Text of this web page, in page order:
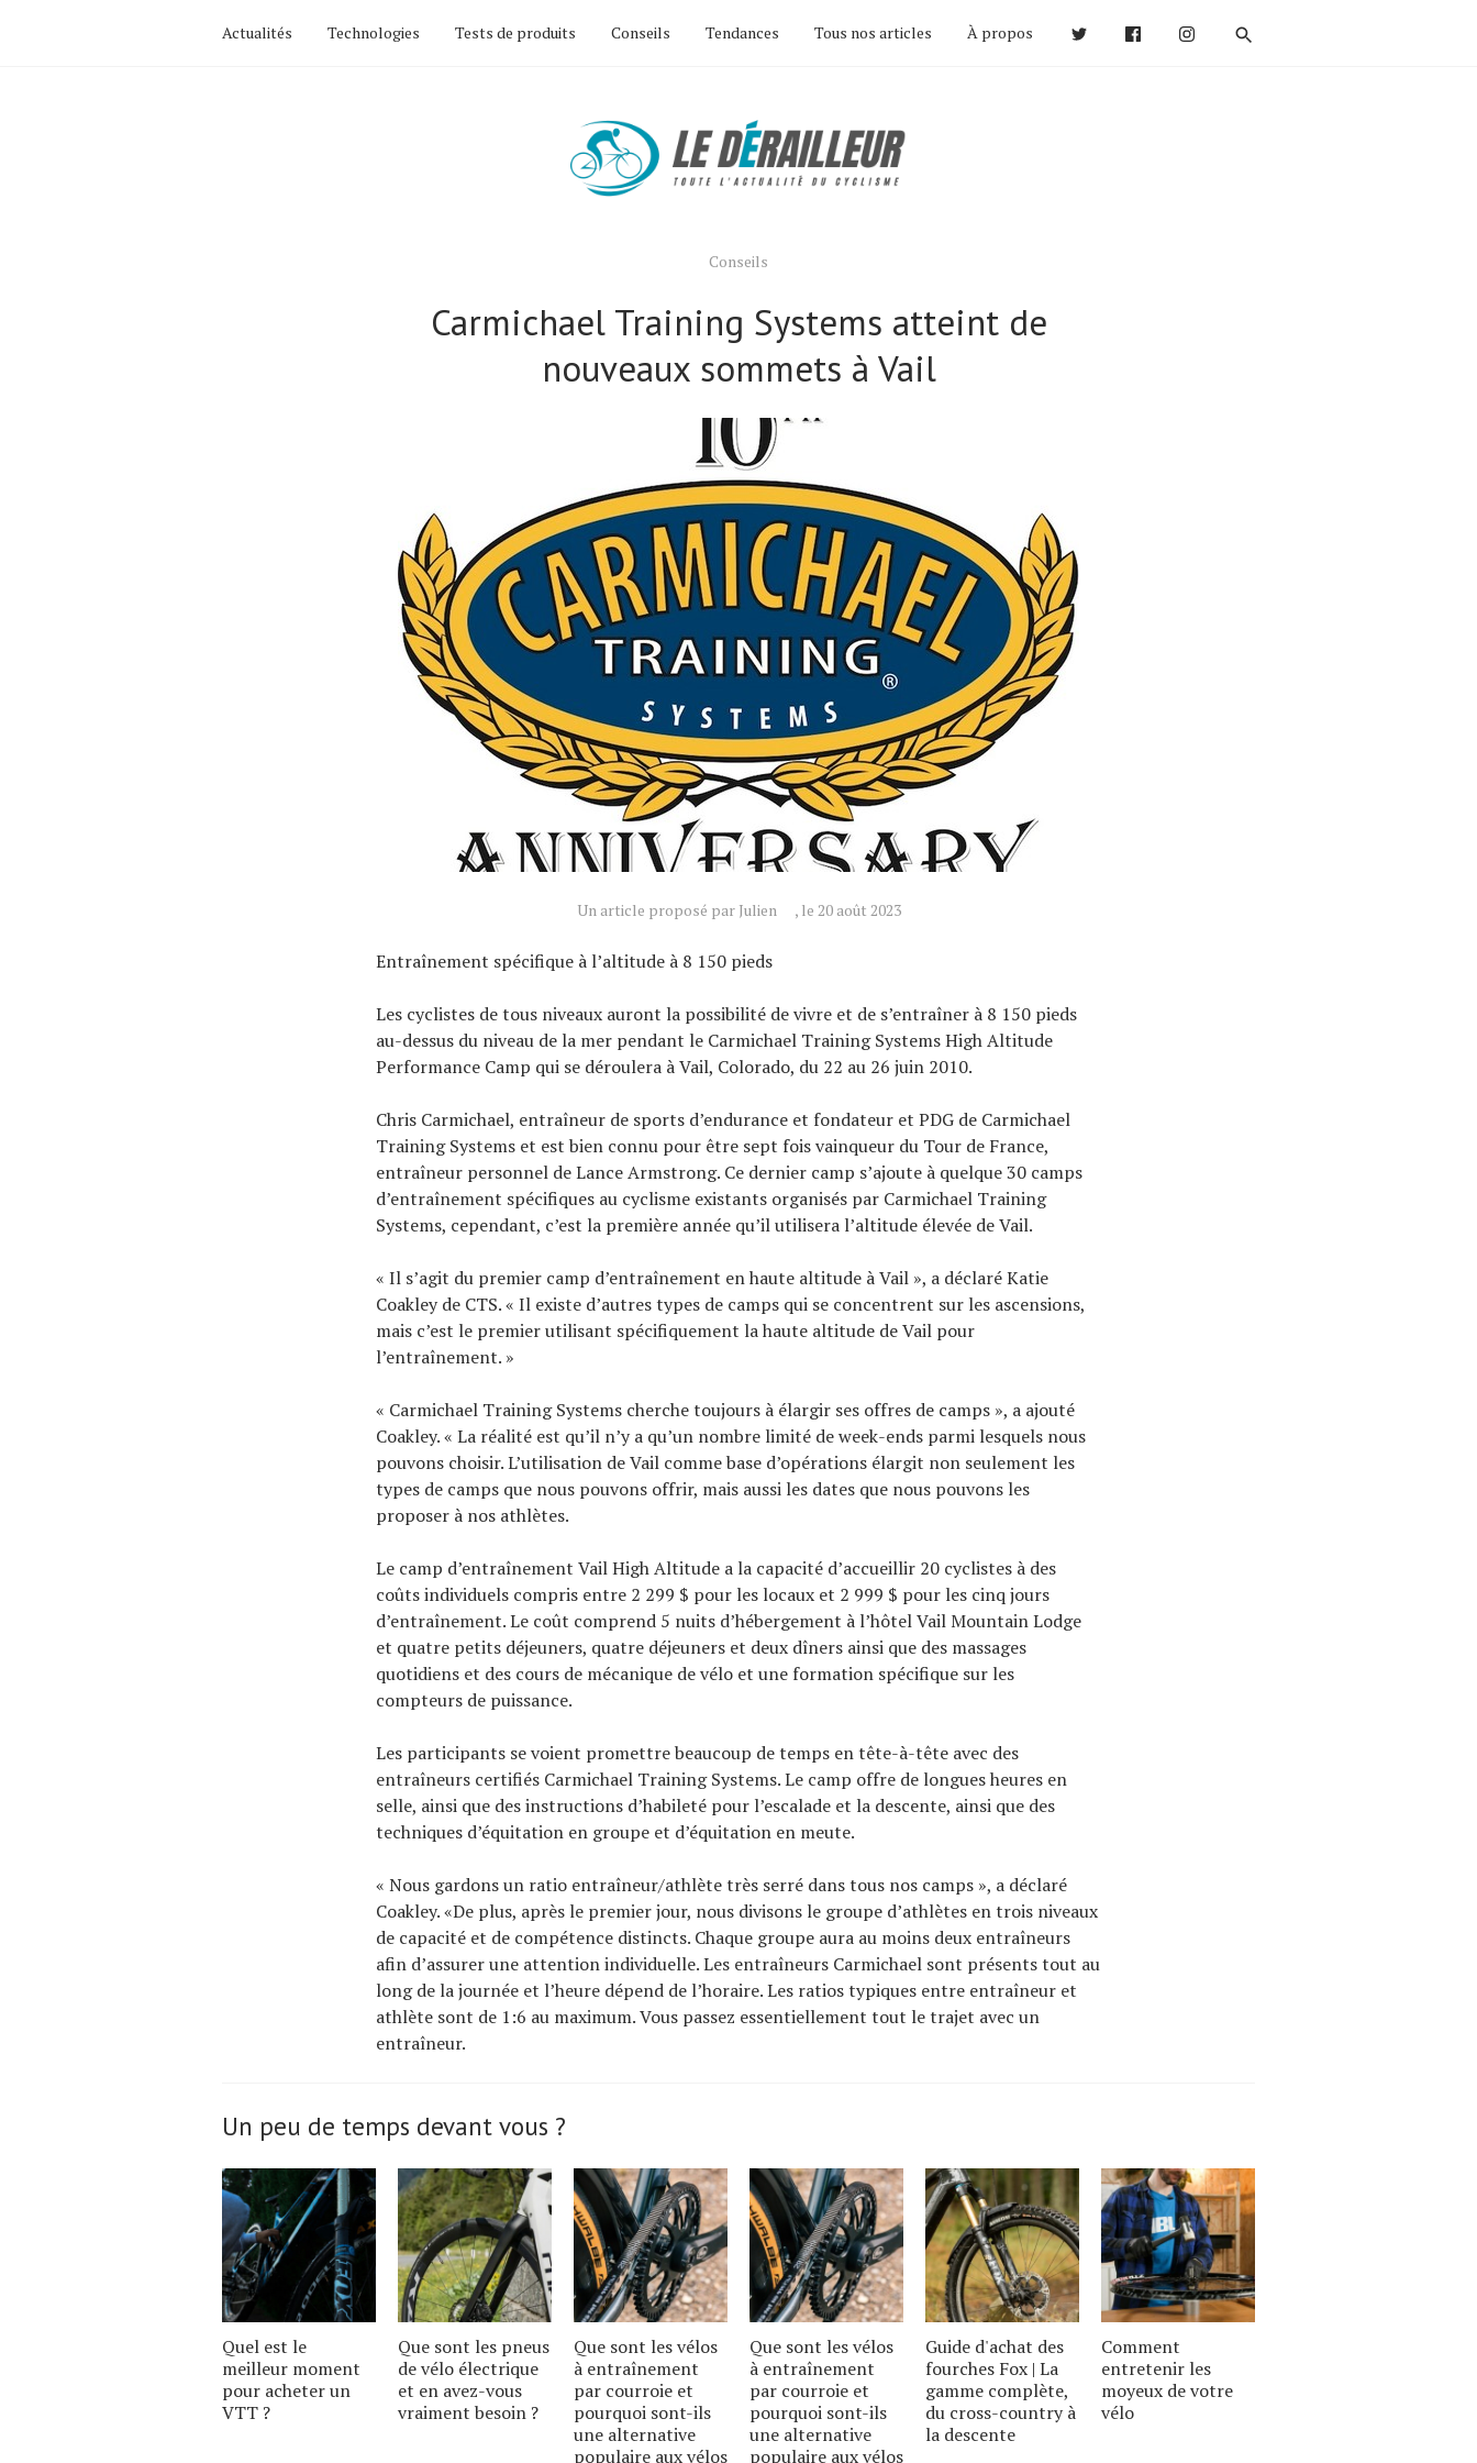
Actualités Technologies Tests de produits Conseils Tendances Tous nos articles À propos
Conseils
Carmichael Training Systems atteint de
nouveaux sommets à Vail
Un article proposé par Julien , le 20 août 2023
Entraînement spécifique à l’altitude à 8 150 pieds
Les cyclistes de tous niveaux auront la possibilité de vivre et de s’entraîner à 8 150 pieds
au-dessus du niveau de la mer pendant le Carmichael Training Systems High Altitude
Performance Camp qui se déroulera à Vail, Colorado, du 22 au 26 juin 2010.
Chris Carmichael, entraîneur de sports d’endurance et fondateur et PDG de Carmichael
Training Systems et est bien connu pour être sept fois vainqueur du Tour de France,
entraîneur personnel de Lance Armstrong. Ce dernier camp s’ajoute à quelque 30 camps
d’entraînement spécifiques au cyclisme existants organisés par Carmichael Training
Systems, cependant, c’est la première année qu’il utilisera l’altitude élevée de Vail.
« Il s’agit du premier camp d’entraînement en haute altitude à Vail », a déclaré Katie
Coakley de CTS. « Il existe d’autres types de camps qui se concentrent sur les ascensions,
mais c’est le premier utilisant spécifiquement la haute altitude de Vail pour
l’entraînement. »
« Carmichael Training Systems cherche toujours à élargir ses offres de camps », a ajouté
Coakley. « La réalité est qu’il n’y a qu’un nombre limité de week-ends parmi lesquels nous
pouvons choisir. L’utilisation de Vail comme base d’opérations élargit non seulement les
types de camps que nous pouvons offrir, mais aussi les dates que nous pouvons les
proposer à nos athlètes.
Le camp d’entraînement Vail High Altitude a la capacité d’accueillir 20 cyclistes à des
coûts individuels compris entre 2 299 $ pour les locaux et 2 999 $ pour les cinq jours
d’entraînement. Le coût comprend 5 nuits d’hébergement à l’hôtel Vail Mountain Lodge
et quatre petits déjeuners, quatre déjeuners et deux dîners ainsi que des massages
quotidiens et des cours de mécanique de vélo et une formation spécifique sur les
compteurs de puissance.
Les participants se voient promettre beaucoup de temps en tête-à-tête avec des
entraîneurs certifiés Carmichael Training Systems. Le camp offre de longues heures en
selle, ainsi que des instructions d’habileté pour l’escalade et la descente, ainsi que des
techniques d’équitation en groupe et d’équitation en meute.
« Nous gardons un ratio entraîneur/athlète très serré dans tous nos camps », a déclaré
Coakley. «De plus, après le premier jour, nous divisons le groupe d’athlètes en trois niveaux
de capacité et de compétence distincts. Chaque groupe aura au moins deux entraîneurs
afin d’assurer une attention individuelle. Les entraîneurs Carmichael sont présents tout au
long de la journée et l’heure dépend de l’horaire. Les ratios typiques entre entraîneur et
athlète sont de 1:6 au maximum. Vous passez essentiellement tout le trajet avec un
entraîneur.
Un peu de temps devant vous ?
Quel est le
meilleur moment
pour acheter un
VTT ?
Que sont les pneus
de vélo électrique
et en avez-vous
vraiment besoin ?
Que sont les vélos
à entraînement
par courroie et
pourquoi sont-ils
une alternative
populaire aux vélos
Que sont les vélos
à entraînement
par courroie et
pourquoi sont-ils
une alternative
populaire aux vélos
Guide d'achat des
fourches Fox | La
gamme complète,
du cross-country à
la descente
Comment
entretenir les
moyeux de votre
vélo